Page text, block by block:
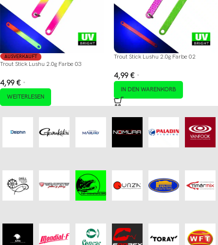
AUSVERKAUFT
Trout Stick Lushu 2.0g Farbe 03
4,99 € *
WEITERLESEN
Trout Stick Lushu 2.0g Farbe 02
4,99 € *
IN DEN WARENKORB